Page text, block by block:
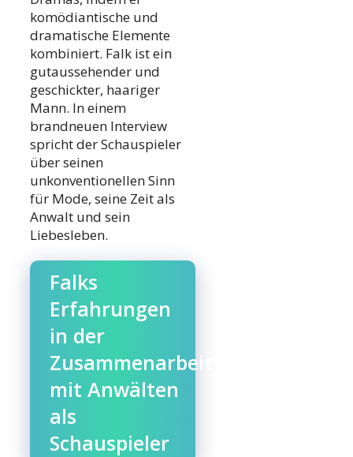
komödiantische und
dramatische Elemente
kombiniert. Falk ist ein
gutaussehender und
geschickter, haariger
Mann. In einem
brandneuen Interview
spricht der Schauspieler
über seinen
unkonventionellen Sinn
für Mode, seine Zeit als
Anwalt und sein
Liebesleben.
Falks
Erfahrungen
in der
Zusammenarbeit
mit Anwälten
als
Schauspieler